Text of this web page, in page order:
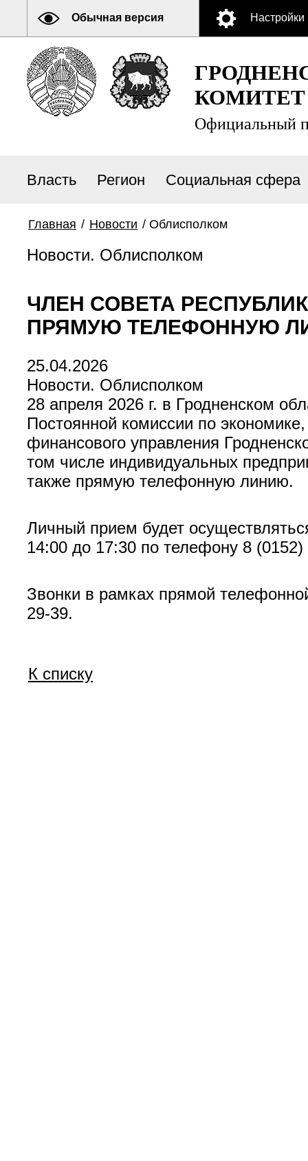
Обычная версия Настройки
КОМИТЕТ
Официальный
Власть Регион Социальная сфера
Главная / Новости / Облисполком
Новости. Облисполком
ЧЛЕН СОВЕТА
ПРЯМУЮ ТЕЛЕФОННУЮ
25.04.2026
Новости. Облисполком
28 апреля 2026 г. в Гродненском
Постоянной комиссии по
финансового управления
том числе индивидуальных
также прямую телефонную линию.
Личный прием будет
14:00 до 17:30 по телефону 8
Звонки в рамках прямой
29-39.
К списку